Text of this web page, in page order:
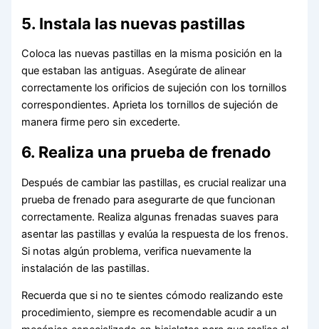
5. Instala las nuevas pastillas
Coloca las nuevas pastillas en la misma posición en la
que estaban las antiguas. Asegúrate de alinear
correctamente los orificios de sujeción con los tornillos
correspondientes. Aprieta los tornillos de sujeción de
manera firme pero sin excederte.
6. Realiza una prueba de frenado
Después de cambiar las pastillas, es crucial realizar una
prueba de frenado para asegurarte de que funcionan
correctamente. Realiza algunas frenadas suaves para
asentar las pastillas y evalúa la respuesta de los frenos.
Si notas algún problema, verifica nuevamente la
instalación de las pastillas.
Recuerda que si no te sientes cómodo realizando este
procedimiento, siempre es recomendable acudir a un